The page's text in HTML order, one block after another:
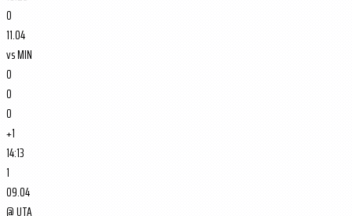
0
11.04
vsMIN
0
0
0
+1
14:13
1
09.04
@UTA